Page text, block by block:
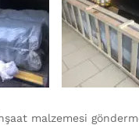
malzemesi